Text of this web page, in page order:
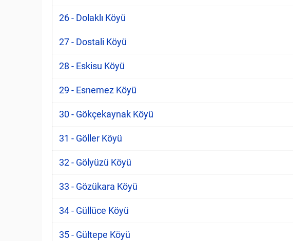
26 - Dolaklı Köyü
27 - Dostali Köyü
28 - Eskisu Köyü
29 - Esnemez Köyü
30 - Gökçekaynak Köyü
31 - Göller Köyü
32 - Gölyüzü Köyü
33 - Gözükara Köyü
34 - Güllüce Köyü
35 - Gültepe Köyü